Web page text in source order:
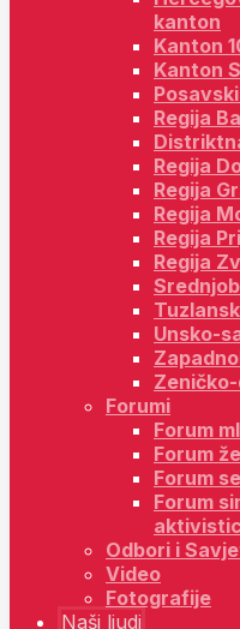
kanton
Kanton
Kanton
Regija
Regija
Regija
Regija
Regija
Regija
Unsko-
Forumi
Forum
Forum
Forum
Forum
Odbori i
Video
Fotografije
Naši ljudi